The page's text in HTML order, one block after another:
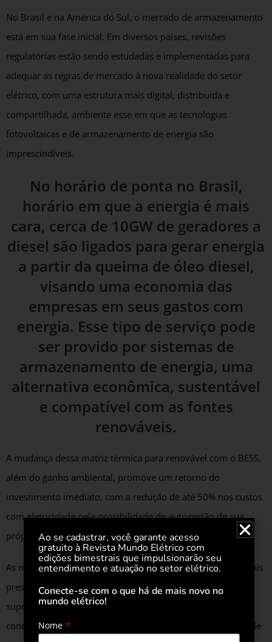
No Brasil e na América do Sul, o mercado de armazenamento
está em sua fase inicial. Em diversos países, revisões
regulatórias estão sendo estudadas e implementadas para
adequar as regras de mercado à nova realidade do setor
elétrico, com uma estrutura mais digital, distribuída e
compartilhada, ambiente esse em que as tecnologias
fotovoltaicas e de armazenamento de energia são
imprescindíveis.
No horário de ponta no Brasil,
horário em que a energia é mais
cara, cerca de 10GW de geradores a
diesel são ligados para gerar energia
a partir da queima de óleo diesel,
visando uma economia das
empresas em seus gastos com
energia. Esse tipo de serviço pode
ser provido por sistemas de
armazenamento de energia, uma
alternativa econômica, sustentável
e compatível com as fontes
renováveis.
A mudança dessa matriz térmica para renovável com o BESS,
além do ganho ambiental, promove um retorno do
investimento imediato, com a redução de até 50% nos custos
com eletricidade pela possibilidade de autogestão de sua
própria energia.
As microrredes são uma tendência de mercado cada vez mais
presente, podendo resolver problemas de qualidade no
suprimento de energia para indústrias, comércios ou
condomínios, assim como reduzir os custos com eletricidade
Ao se cadastrar, você garante acesso
gratuito à Revista Mundo Elétrico com
edições bimestrais que impulsionarão seu
entendimento e atuação no setor elétrico.
Conecte-se com o que há de mais novo no
mundo elétrico!
Nome